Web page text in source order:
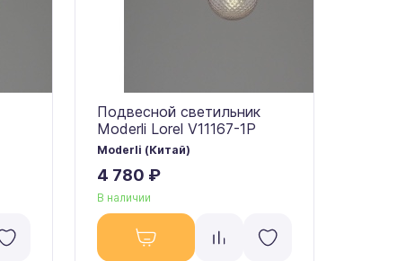
Подвесной светильник
Moderli Lorel V11167-1P
Moderli (Китай)
4 780 ₽
В наличии